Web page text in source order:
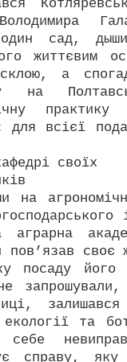
сад,
життєвим
а
на
для всієї
своїх
на
аграрна
пов’язав
посаду його
екології та
себе
справу,